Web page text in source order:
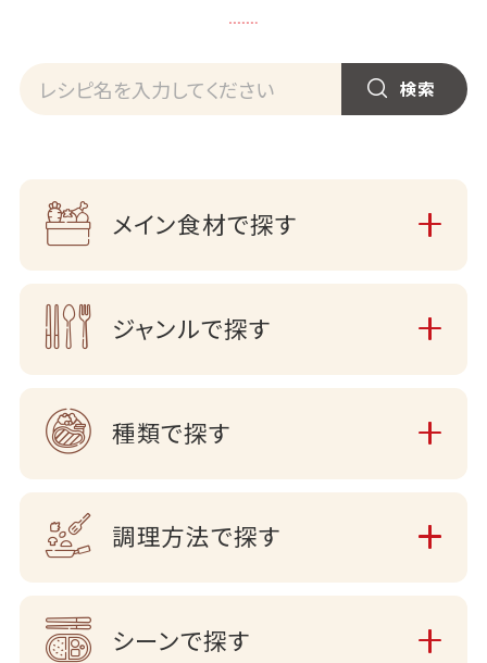
メイン食材で探す
ジャンルで探す
種類で探す
調理方法で探す
シーンで探す